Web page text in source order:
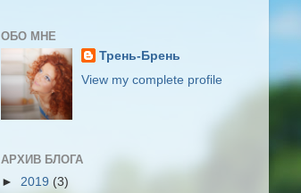
ОБО МНЕ
Трень-Брень
View my complete profile
АРХИВ БЛОГА
► 2019 (3)